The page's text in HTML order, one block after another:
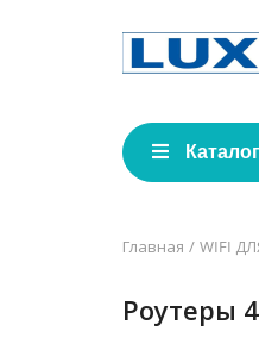
Каталог
Главная WIFI
Роутеры